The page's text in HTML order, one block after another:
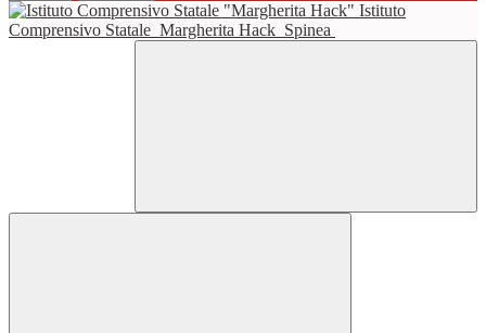
Istituto
Comprensivo Statale Margherita Hack Spinea